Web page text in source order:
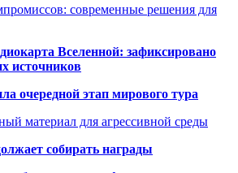
современные решения для
Вселенной: зафиксировано
источников
очередной этап мирового тура
материал для агрессивной среды
собирать награды